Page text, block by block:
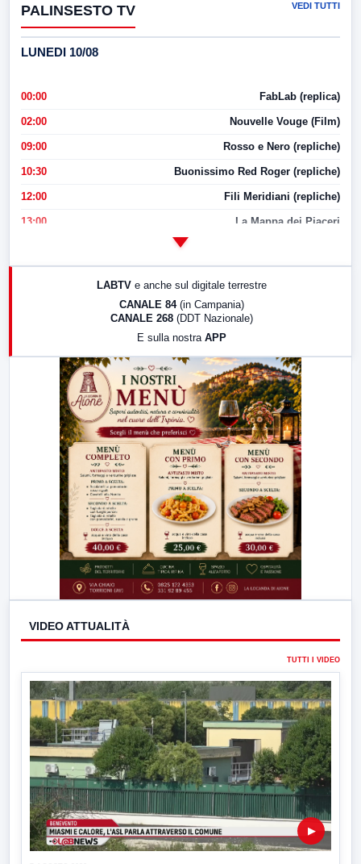
PALINSESTO TV VEDI TUTTI
LUNEDI 10/08
00:00 FabLab (replica)
02:00 Nouvelle Vouge (Film)
09:00 Rosso e Nero (repliche)
10:30 Buonissimo Red Roger (repliche)
12:00 Fili Meridiani (repliche)
13:00 La Mappa dei Piaceri
LabNews (replica)
LABTV e anche sul digitale terrestre
CANALE 84 (in Campania)
CANALE 268 (DDT Nazionale)
E sulla nostra APP
VIDEO ATTUALITÀ
TUTTI I VIDEO
▶